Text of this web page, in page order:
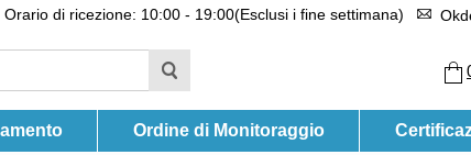
Orario di ricezione: 10:00 - 19:00(Esclusi i fine settimana)
Ordine di Monitoraggio